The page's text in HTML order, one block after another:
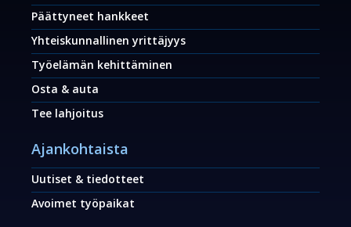
Päättyneet hankkeet
Yhteiskunnallinen yrittäjyys
Työelämän kehittäminen
Osta & auta
Tee lahjoitus
Ajankohtaista
Uutiset & tiedotteet
Avoimet työpaikat